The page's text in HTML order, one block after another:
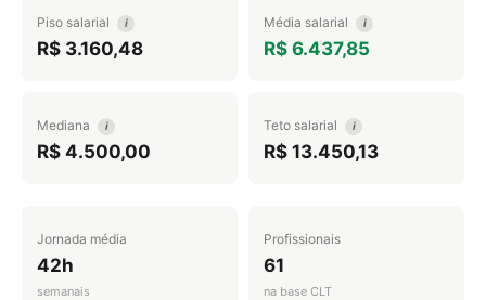
Piso salarial i
R$ 3.160,48
Média salarial i
R$ 6.437,85
Mediana i
R$ 4.500,00
Teto salarial i
R$ 13.450,13
Jornada média
42h
semanais
Profissionais
61
na base CLT